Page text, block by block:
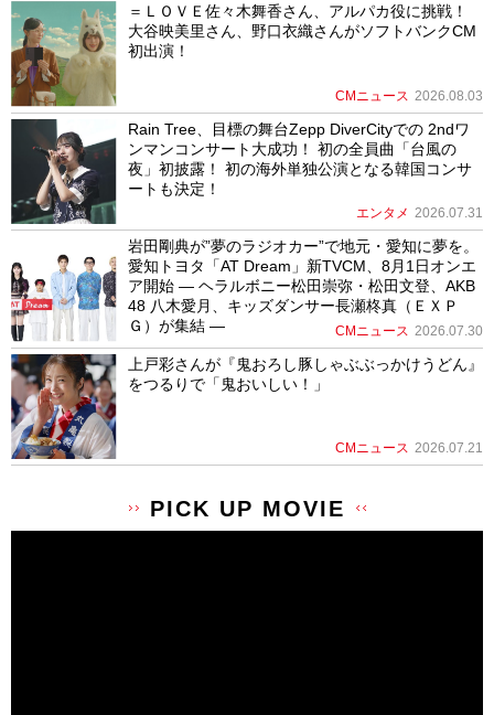
＝ＬＯＶＥ佐々木舞香さん、アルパカ役に挑戦！
大谷映美里さん、野口衣織さんがソフトバンクCM
初出演！
CMニュース 2026.08.03
Rain Tree、目標の舞台Zepp DiverCityでの 2ndワ
ンマンコンサート大成功！ 初の全員曲「台風の
夜」初披露！ 初の海外単独公演となる韓国コンサ
ートも決定！
エンタメ 2026.07.31
岩田剛典が”夢のラジオカー”で地元・愛知に夢を。
愛知トヨタ「AT Dream」新TVCM、8月1日オンエ
ア開始 ― ヘラルボニー松田崇弥・松田文登、AKB
48 八木愛月、キッズダンサー長瀬柊真（ＥＸＰ
Ｇ）が集結 ―
CMニュース 2026.07.30
上戸彩さんが『鬼おろし豚しゃぶぶっかけうどん』
をつるりで「鬼おいしい！」
CMニュース 2026.07.21
PICK UP MOVIE